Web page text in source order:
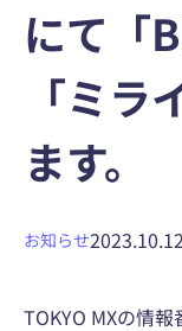
にて「
「ミ
ます。
お知らせ2023.10.12
TOKYO MXの情